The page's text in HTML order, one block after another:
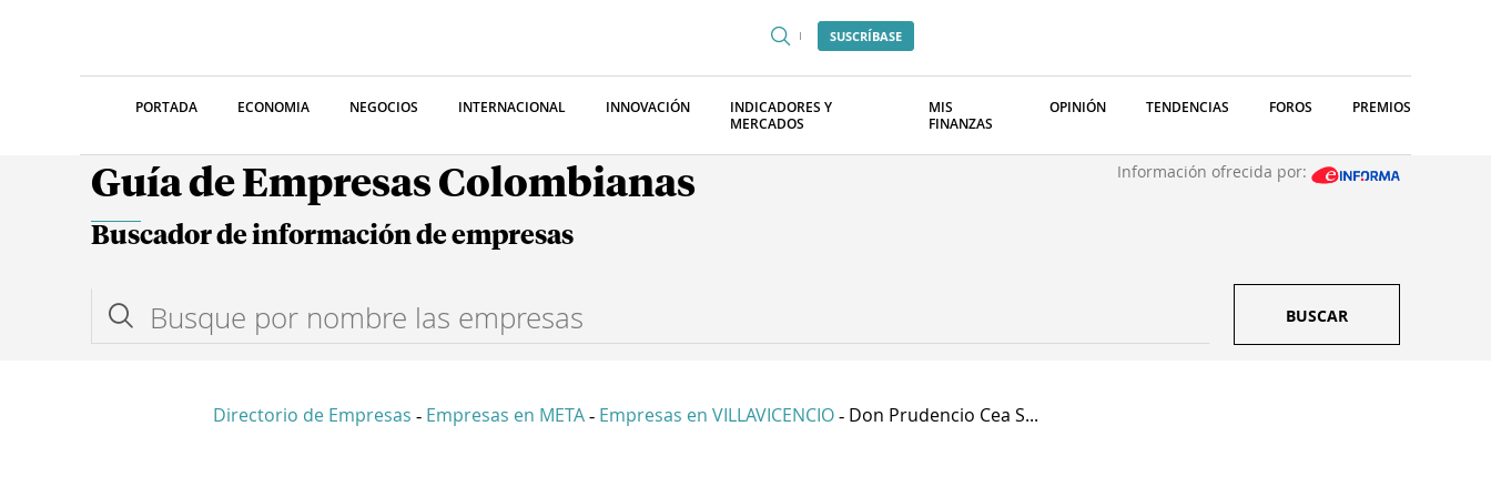
SUSCRÍBASE
PORTADA ECONOMIA NEGOCIOS INTERNACIONAL INNOVACIÓN
INDICADORES Y
MERCADOS
MIS
FINANZAS
OPINIÓN TENDENCIAS FOROS PREMIOS
Guía de Empresas Colombianas Información ofrecida por:
Buscador de información de empresas
BUSCAR
Directorio de Empresas - Empresas en META - Empresas en VILLAVICENCIO - Don Prudencio Cea S...